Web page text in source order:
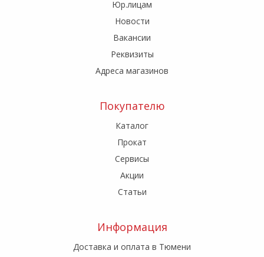
Юр.лицам
Новости
Вакансии
Реквизиты
Адреса магазинов
Покупателю
Каталог
Прокат
Сервисы
Акции
Статьи
Информация
Доставка и оплата в Тюмени